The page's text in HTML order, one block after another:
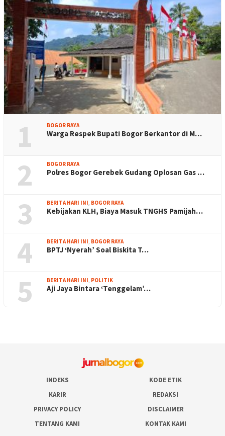
1 BOGOR RAYA
Warga Respek Bupati Bogor Berkantor di M…
2 BOGOR RAYA
Polres Bogor Gerebek Gudang Oplosan Gas …
3 BERITA HARI INI, BOGOR RAYA
Kebijakan KLH, Biaya Masuk TNGHS Pamijah…
4 BERITA HARI INI, BOGOR RAYA
BPTJ ‘Nyerah’ Soal Biskita T…
5 BERITA HARI INI, POLITIK
Aji Jaya Bintara ‘Tenggelam’…
INDEKS
KODE ETIK
KARIR
REDAKSI
PRIVACY POLICY
DISCLAIMER
TENTANG KAMI
KONTAK KAMI